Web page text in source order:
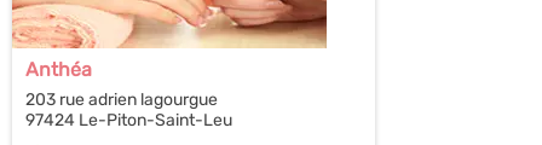
Anthéa
203 rue adrien lagourgue
97424 Le-Piton-Saint-Leu